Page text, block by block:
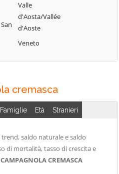
Sospiro
Spinadesco
Spineda
Torlino Vimercati
Valle
d'Aosta/Vallée
d'Aoste
Veneto
cremasca
Famiglie Età Stranieri
saldo naturale e saldo
di mortalità, tasso di crescita e
CREMASCA